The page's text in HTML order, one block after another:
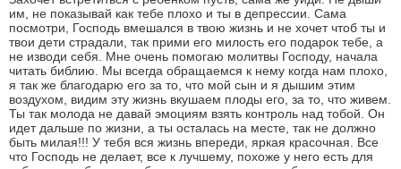
им, не показывай как тебе плохо и ты в депрессии. Сама
посмотри, Господь вмешался в твою жизнь и не хочет чтоб ты и
твои дети страдали, так прими его милость его подарок тебе, а
не изводи себя. Мне очень помогаю молитвы Господу, начала
читать библию. Мы всегда обращаемся к нему когда нам плохо,
я так же благодарю его за то, что мой сын и я дышим этим
воздухом, видим эту жизнь вкушаем плоды его, за то, что живем.
Ты так молода не давай эмоциям взять контроль над тобой. Он
идет дальше по жизни, а ты осталась на месте, так не должно
быть милая!!! У тебя вся жизнь впереди, яркая красочная. Все
что Господь не делает, все к лучшему, похоже у него есть для